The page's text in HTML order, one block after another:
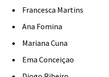
Francesca Martins
Ana Fomina
Mariana Cuna
Ema Conceiçao